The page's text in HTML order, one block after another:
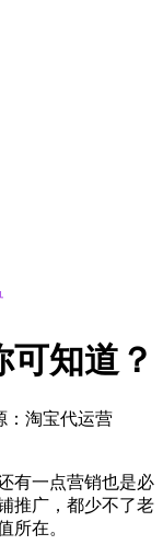
知道？
：淘宝代运营
一点营销也是必
推广，都少不了老
值所在。